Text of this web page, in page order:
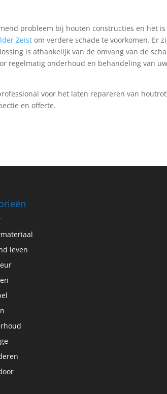
probleem bij houten constructies en het
Zeist om verdere schade te voorkomen. Er
is afhankelijk van de omvang van de
regelmatig onderhoud en behandeling van
voor het laten repareren van
en offerte.
leven